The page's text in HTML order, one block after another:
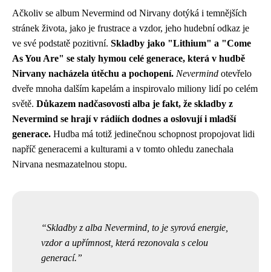
Ačkoliv se album Nevermind od Nirvany dotýká i temnějších
stránek života, jako je frustrace a vzdor, jeho hudební odkaz je
ve své podstatě pozitivní. Skladby jako "Lithium" a "Come
As You Are" se staly hymou celé generace, která v hudbě
Nirvany nacházela útěchu a pochopení. Nevermind otevřelo
dveře mnoha dalším kapelám a inspirovalo miliony lidí po celém
světě. Důkazem nadčasovosti alba je fakt, že skladby z
Nevermind se hrají v rádiích dodnes a oslovují i mladší
generace. Hudba má totiž jedinečnou schopnost propojovat lidi
napříč generacemi a kulturami a v tomto ohledu zanechala
Nirvana nesmazatelnou stopu.
Skladby z alba Nevermind, to je syrová energie,
vzdor a upřímnost, která rezonovala s celou
generací.